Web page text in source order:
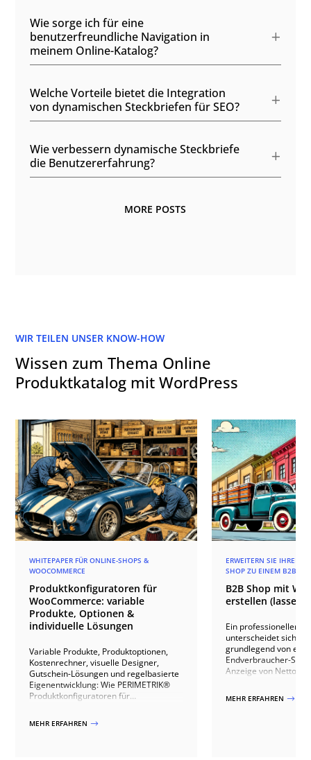
Wie sorge ich für eine
benutzerfreundliche Navigation in
meinem Online-Katalog?
Welche Vorteile bietet die Integration
von dynamischen Steckbriefen für SEO?
Wie verbessern dynamische Steckbriefe
die Benutzererfahrung?
MORE POSTS
WIR TEILEN UNSER KNOW-HOW
Wissen zum Thema Online
Produktkatalog mit WordPress
WHITEPAPER FÜR ONLINE-SHOPS &
WOOCOMMERCE
Produktkonfiguratoren für
WooCommerce: variable
Produkte, Optionen &
individuelle Lösungen
Variable Produkte, Produktoptionen,
Kostenrechner, visuelle Designer,
Gutschein-Lösungen und regelbasierte
Eigenentwicklung: Wie PERIMETRIK®
Produktkonfiguratoren für
MEHR ERFAHREN $
ERWEITERN SIE IHREN
SHOP ZU EINEM B2B
B2B Shop mit
erstellen (lassen)
Ein professioneller
unterscheidet sich in
grundlegend von
Endverbraucher-
Anzeige von
mehrstufige
MEHR ERFAHREN $